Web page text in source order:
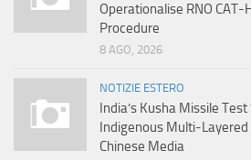
Operationalise RNO
Procedure
8 AGO, 2026
NOTIZIE ESTERO
India’s Kusha Missile
Indigenous Multi-
Chinese Media